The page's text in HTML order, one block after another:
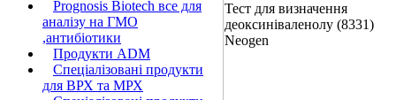
Prognosis Biotech все для
аналізу на ГМО
,антибіотики
Продукти ADM
Спеціалізовані продукти
для ВРХ та МРХ